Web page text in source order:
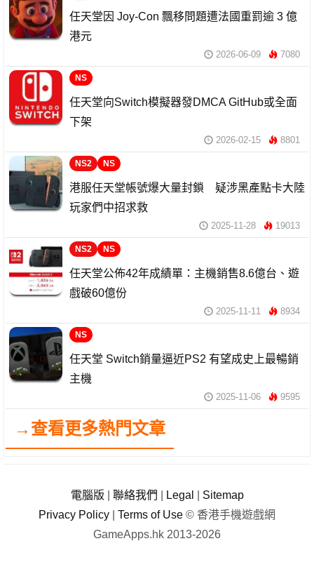
任天堂因 Joy-Con 飄移問題遭法國重罰逾 3 億
港元
2026-06-09 7080
NS
任天堂向Switch模擬器發DMCA GitHub或全面
下架
2026-02-15 8801
NS2 NS
港服任天堂帳號爆大量封鎖 疑涉黑產點卡大陸
玩家們中招求救
2025-11-28 19013
NS2 NS
任天堂公佈42年成績單：主機銷售8.6億台、遊
戲破60億份
2025-11-11 8934
NS
任天堂 Switch銷量逼近PS2 有望成史上最暢銷
主機
2025-11-06 9595
→查看更多熱門文章
電腦版 聯絡我們 Legal
Sitemap
Privacy Policy
Terms of Use © 香港手機遊戲網
GameApps.hk 2013-2026